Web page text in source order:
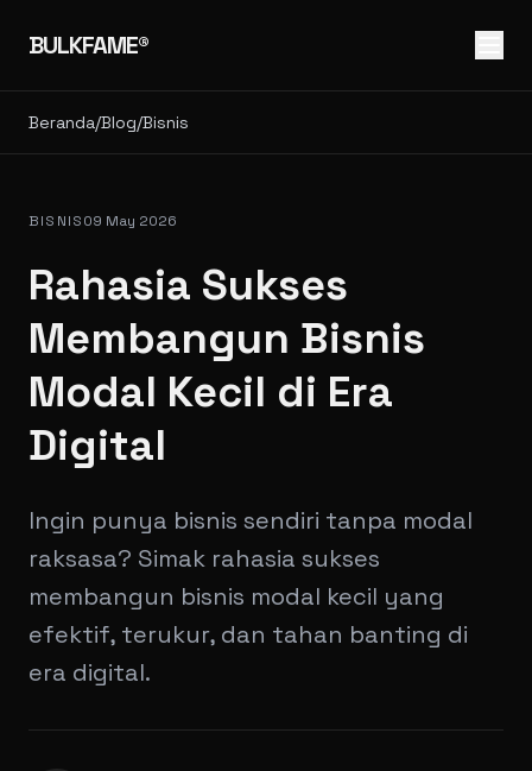
BULKFAME®
Beranda/Blog/Bisnis
BISNIS09 May 2026
Rahasia Sukses
Membangun Bisnis
Modal Kecil di Era
Digital
Ingin punya bisnis sendiri tanpa modal
raksasa? Simak rahasia sukses
membangun bisnis modal kecil yang
efektif, terukur, dan tahan banting di
era digital.